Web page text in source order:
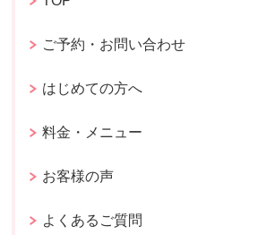
ご予約・お問い合わせ
はじめての方へ
料金・メニュー
お客様の声
よくあるご質問